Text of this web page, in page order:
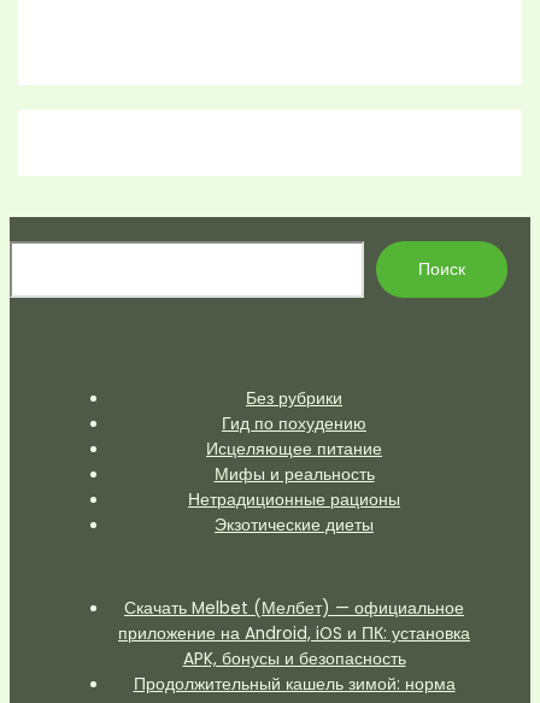
Поиск
Без рубрики
Гид по похудению
Исцеляющее питание
Мифы и реальность
Нетрадиционные рационы
Экзотические диеты
Скачать Melbet (Мелбет) — официальное
приложение на Android, iOS и ПК: установка
APK, бонусы и безопасность
Продолжительный кашель зимой: норма